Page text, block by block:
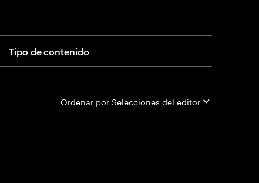
Tipo de contenido
Ordenar porSelecciones del editor